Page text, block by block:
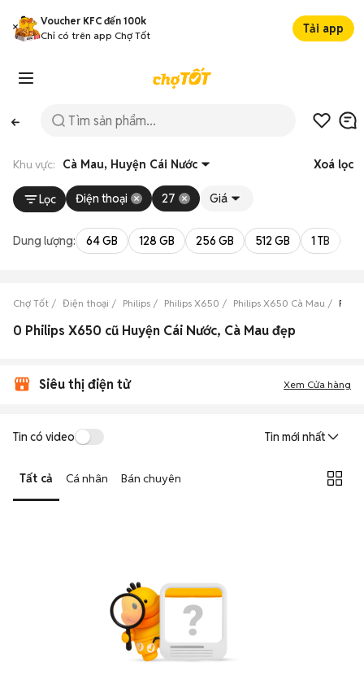
Voucher KFC đến 100k
Chỉ có trên app Chợ Tốt
Tải app
Khu vực: Cà Mau, Huyện Cái Nước Xoá lọc
Lọc Điện thoại 27 Giá
Dung lượng: 64 GB 128 GB 256 GB 512 GB 1 TB
Chợ Tốt Điện thoại Philips Philips X650 Philips X650 Cà Mau
0 Philips X650 cũ Huyện Cái Nước, Cà Mau đẹp
Siêu thị điện tử Xem Cửa hàng
Tin có video Tin mới nhất
Tất cả Cá nhân Bán chuyên